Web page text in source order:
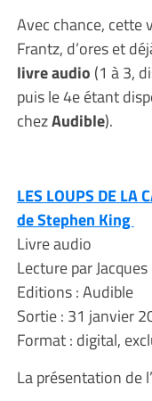
Avec chance, cette
Frantz, d’ores et
livre audio (1 à 3,
puis le 4e étant
chezAudible).
LES LOUPS DE LA
de Stephen King
Livre audio
Lecture par
Editions : Audible
Sortie : 31 janvier
Format : digital,
La présentation de